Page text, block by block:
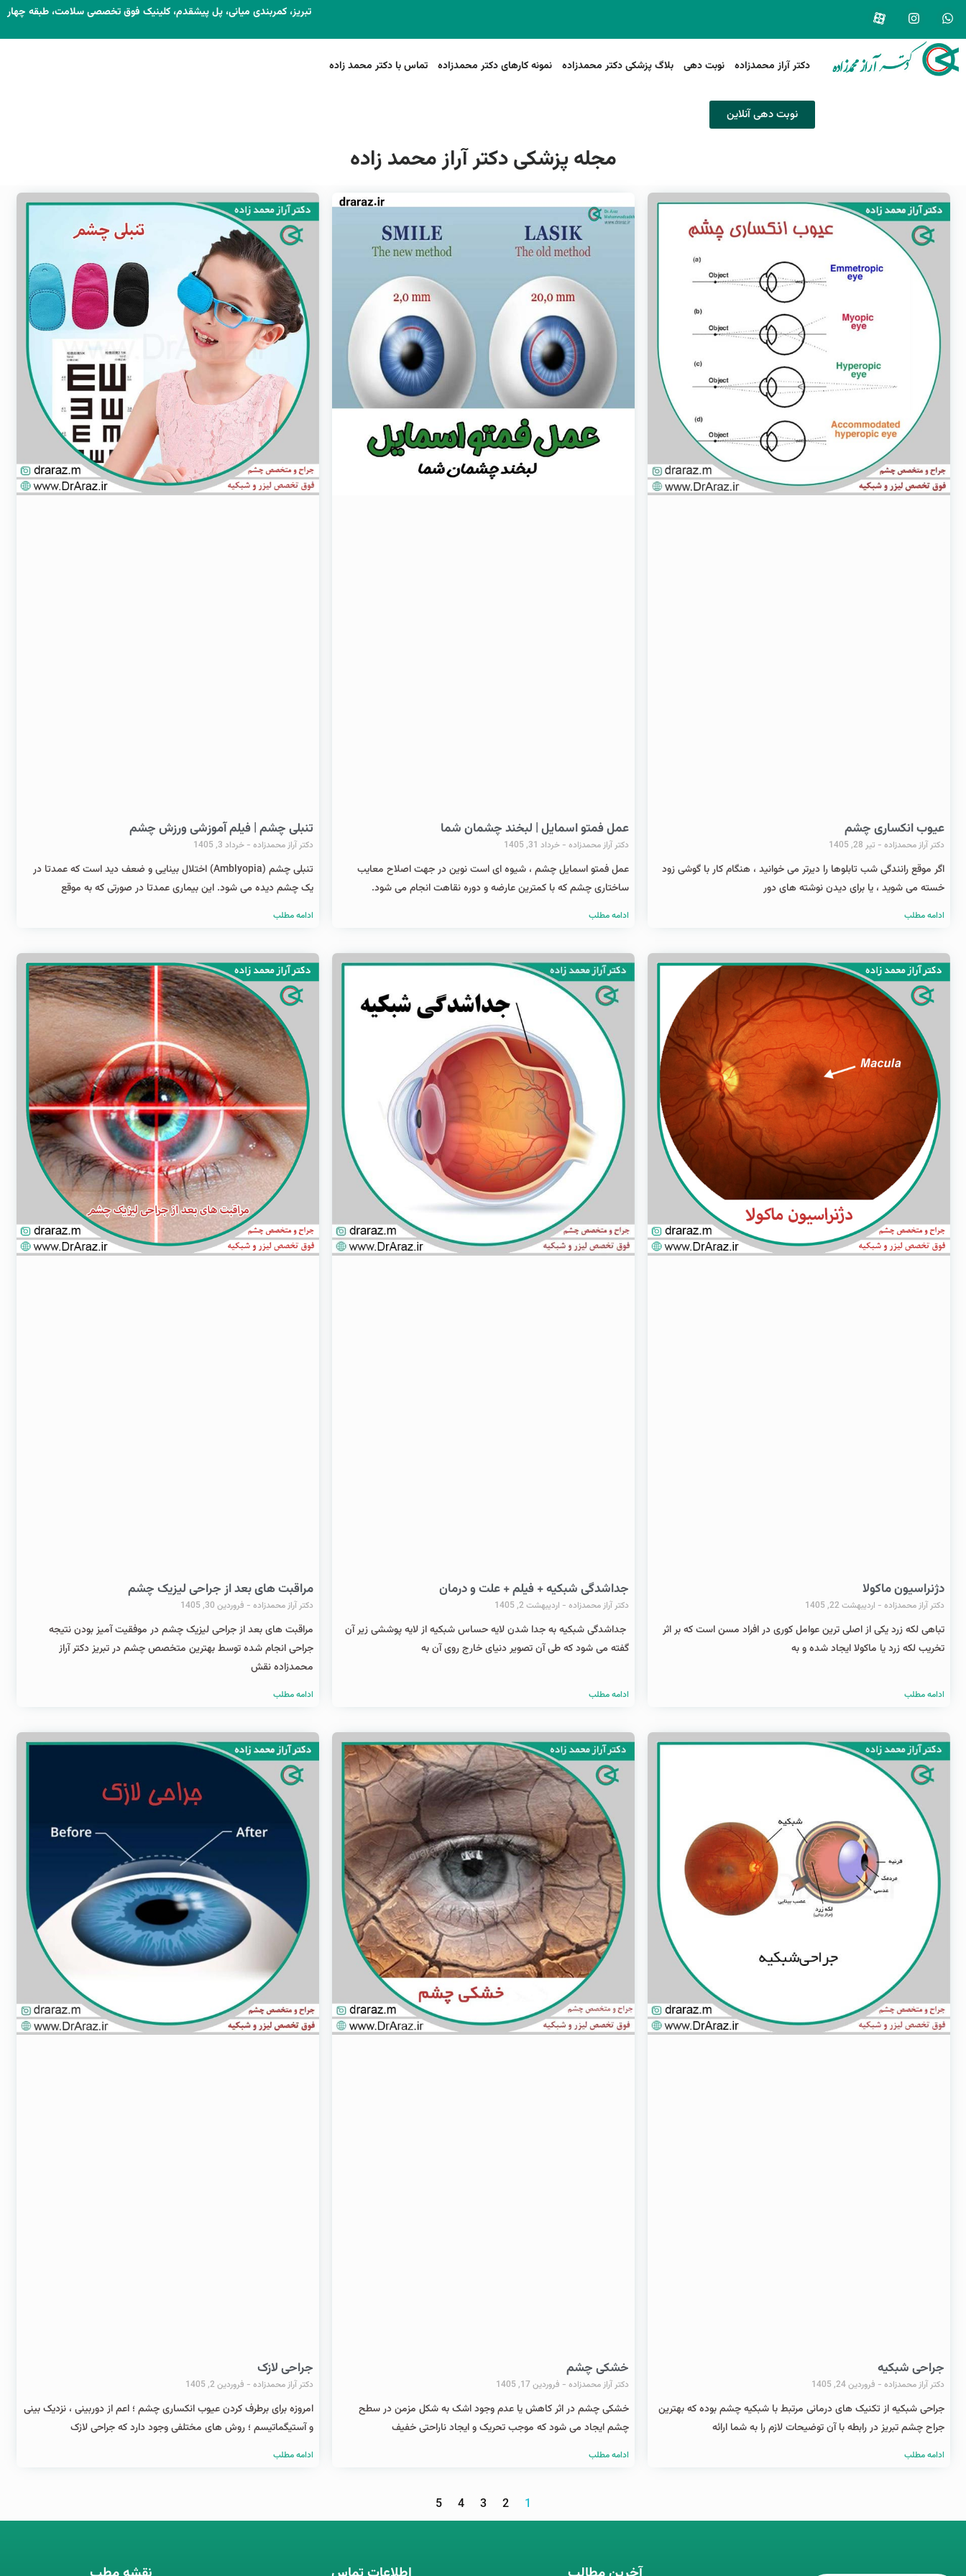
تبریز، کمربندی میانی، پل پیشقدم، کلینیک فوق تخصصی سلامت، طبقه چهار
دکتر آراز محمدزاده نوبت دهی بلاگ پزشکی دکتر محمدزاده نمونه کارهای دکتر محمدزاده تماس با دکتر محمد زاده
نوبت دهی آنلاین
مجله پزشکی دکتر آراز محمد زاده
عیوب انکساری چشم
دکتر آراز محمدزاده تیر 28, 1405
اگر موقع رانندگی شب تابلوها را دیرتر می خوانید ، هنگام کار با گوشی زود
خسته می شوید ، یا برای دیدن نوشته های دور
ادامه مطلب
عمل فمتو اسمایل | لبخند چشمان شما
دکتر آراز محمدزاده خرداد 31, 1405
عمل فمتو اسمایل چشم ، شیوه ای است نوین در جهت اصلاح معایب
ساختاری چشم که با کمترین عارضه و دوره نقاهت انجام می شود.
ادامه مطلب
تنبلی چشم | فیلم آموزشی ورزش چشم
دکتر آراز محمدزاده خرداد 3, 1405
تنبلی چشم (Amblyopia) اختلال بینایی و ضعف دید است که عمدتا در
یک چشم دیده می شود. این بیماری عمدتا در صورتی که به موقع
ادامه مطلب
دژنراسیون ماکولا
دکتر آراز محمدزاده اردیبهشت 22, 1405
تباهی لکه زرد یکی از اصلی ترین عوامل کوری در افراد مسن است که بر اثر
تخریب لکه زرد یا ماکولا ایجاد شده و به
ادامه مطلب
جداشدگی شبکیه + فیلم + علت و درمان
دکتر آراز محمدزاده اردیبهشت 2, 1405
جداشدگی شبکیه به جدا شدن لایه حساس شبکیه از لایه پوششی زیر آن
گفته می شود که طی آن تصویر دنیای خارج روی آن به
ادامه مطلب
مراقبت های بعد از جراحی لیزیک چشم
دکتر آراز محمدزاده فروردین 30, 1405
مراقبت های بعد از جراحی لیزیک چشم در موفقیت آمیز بودن نتیجه
جراحی انجام شده توسط بهترین متخصص چشم در تبریز دکتر آراز
محمدزاده نقش
ادامه مطلب
جراحی شبکیه
دکتر آراز محمدزاده فروردین 24, 1405
جراحی شبکیه از تکنیک های درمانی مرتبط با شبکیه چشم بوده که بهترین
جراح چشم تبریز در رابطه با آن توضیحات لازم را به شما ارائه
ادامه مطلب
خشکی چشم
دکتر آراز محمدزاده فروردین 17, 1405
خشکی چشم در اثر کاهش یا عدم وجود اشک به شکل مزمن در سطح
چشم ایجاد می شود که موجب تحریک و ایجاد ناراحتی خفیف
ادامه مطلب
جراحی لازک
دکتر آراز محمدزاده فروردین 2, 1405
امروزه برای برطرف کردن عیوب انکساری چشم ؛ اعم از دوربینی ، نزدیک بینی
و آستیگماتیسم ؛ روش های مختلفی وجود دارد که جراحی لازک
ادامه مطلب
1
2
3
4
5